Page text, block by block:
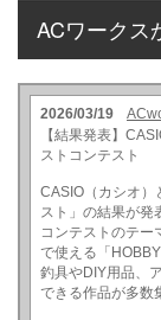
ACワークス